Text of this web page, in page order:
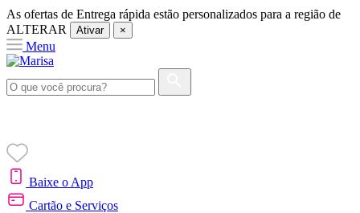
As ofertas de Entrega rápida estão personalizados para a região de
ALTERAR
Ativar ×
Menu
Baixe o App
Cartão e Serviços